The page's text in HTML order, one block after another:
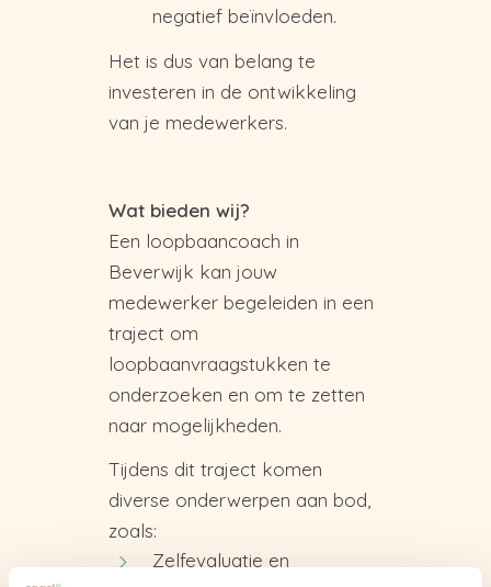
negatief beïnvloeden.
Het is dus van belang te
investeren in de ontwikkeling
van je medewerkers.
Wat bieden wij?
Een loopbaancoach in
Beverwijk kan jouw
medewerker begeleiden in een
traject om
loopbaanvraagstukken te
onderzoeken en om te zetten
naar mogelijkheden.
Tijdens dit traject komen
diverse onderwerpen aan bod,
zoals:
Zelfevaluatie en